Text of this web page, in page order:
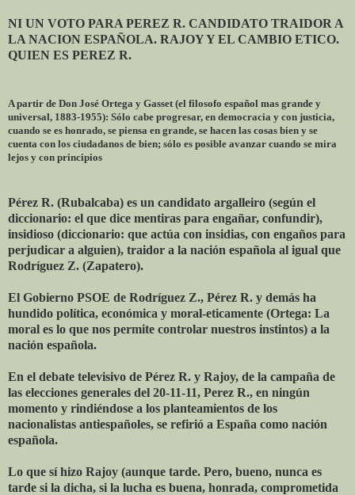
NI UN VOTO PARA PEREZ R. CANDIDATO TRAIDOR A
LA NACION ESPAÑOLA. RAJOY Y EL CAMBIO ETICO.
QUIEN ES PEREZ R.
A partir de Don José Ortega y Gasset (el filosofo español mas grande y
universal, 1883-1955): Sólo cabe progresar, en democracia y con justicia,
cuando se es honrado, se piensa en grande, se hacen las cosas bien y se
cuenta con los ciudadanos de bien; sólo es posible avanzar cuando se mira
lejos y con principios
Pérez R. (Rubalcaba) es un candidato argalleiro (según el
diccionario: el que dice mentiras para engañar, confundir),
insidioso (diccionario: que actúa con insidias, con engaños para
perjudicar a alguien), traidor a la nación española al igual que
Rodríguez Z. (Zapatero).
El Gobierno PSOE de Rodríguez Z., Pérez R. y demás ha
hundido política, económica y moral-eticamente (Ortega: La
moral es lo que nos permite controlar nuestros instintos) a la
nación española.
En el debate televisivo de Pérez R. y Rajoy, de la campaña de
las elecciones generales del 20-11-11, Perez R., en ningún
momento y rindiéndose a los planteamientos de los
nacionalistas antiespañoles, se refirió a España como nación
española.
Lo que sí hizo Rajoy (aunque tarde. Pero, bueno, nunca es
tarde si la dicha, si la lucha es buena, honrada, comprometida